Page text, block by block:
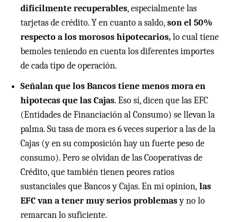
difícilmente recuperables, especialmente las
tarjetas de crédito. Y en cuanto a saldo,son el 50%
respecto a los morosos hipotecarios,lo cual tiene
bemoles teniendo en cuenta los diferentes importes
de cada tipo de operación.
Señalan que los Bancos tiene menos mora en
hipotecas que las Cajas. Eso sí, dicen que las EFC
(Entidades de Financiación al Consumo) se llevan la
palma. Su tasa de mora es 6 veces superior a las de la
Cajas (y en su composición hay un fuerte peso de
consumo). Pero se olvidan de las Cooperativas de
Crédito, que también tienen peores ratios
sustanciales que Bancos y Cajas. En mi opinion, las
EFC van a tener muy serios problemasy no lo
remarcan lo suficiente.